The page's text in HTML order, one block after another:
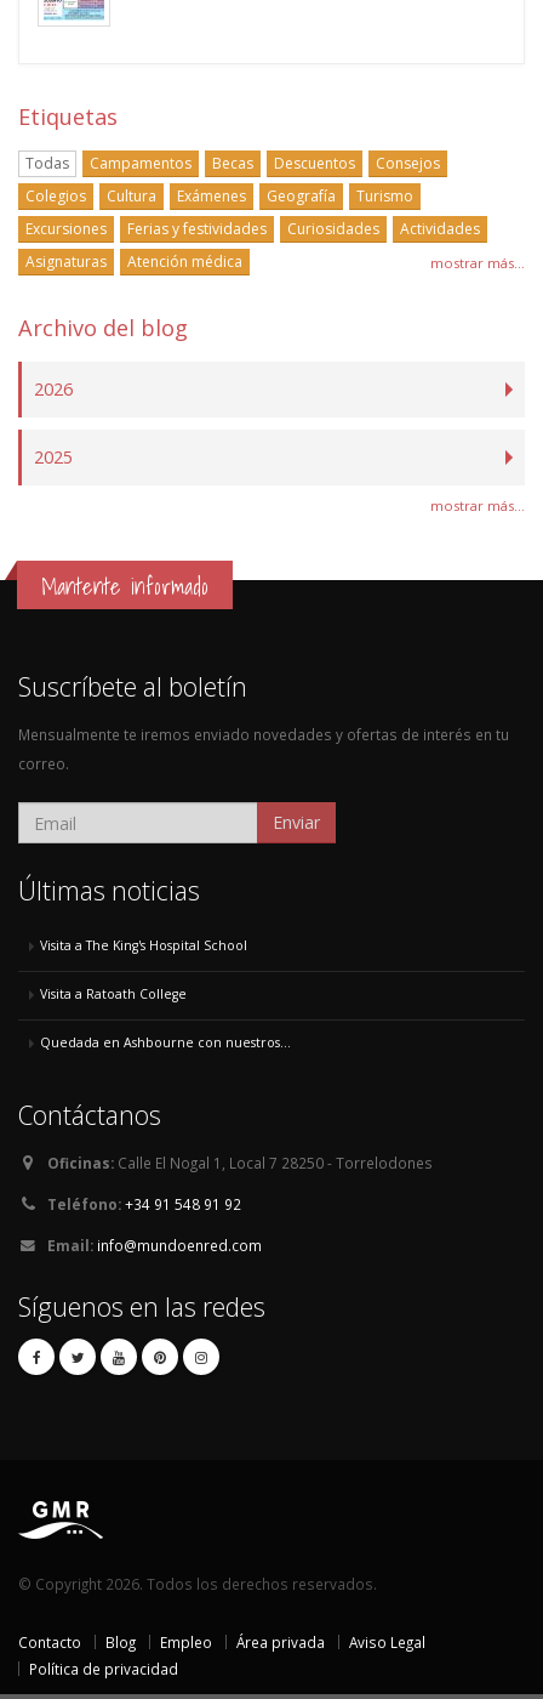
Etiquetas
Todas Campamentos Becas Descuentos
Consejos
Colegios
Cultura Exámenes Geografía
Turismo
Excursiones
Ferias y festividades Curiosidades
Actividades
Asignaturas
Atención médica mostrar más...
Archivo del blog
2026
2025
mostrar más...
Mantente informado
Suscríbete al boletín
Mensualmente te iremos enviado novedades y ofertas de interés en tu
correo.
Enviar
Últimas noticias
Visita a The King's Hospital School
Visita a Ratoath College
Quedada en Ashbourne con nuestros...
Contáctanos
Oficinas: Calle El Nogal 1, Local 7 28250 - Torrelodones
Teléfono:+34 91 548 91 92
Email: info@mundoenred.com
Síguenos en las redes
© Copyright 2026. Todos los derechos reservados.
Contacto Blog Empleo Área privada
Aviso Legal
Política de privacidad